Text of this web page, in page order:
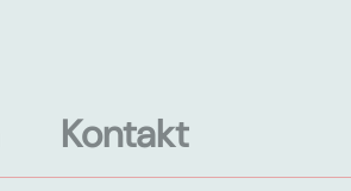
Kontakt